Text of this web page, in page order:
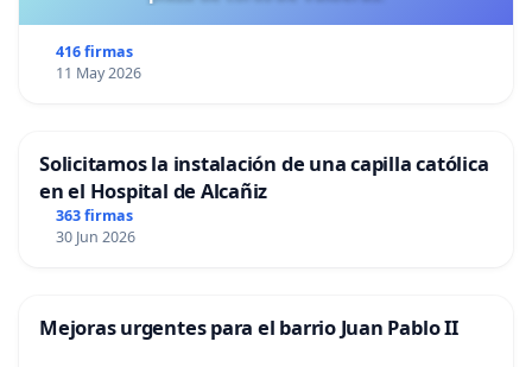
416 firmas
11 May 2026
Solicitamos la instalación de una capilla católica
en el Hospital de Alcañiz
363 firmas
30 Jun 2026
Mejoras urgentes para el barrio Juan Pablo II